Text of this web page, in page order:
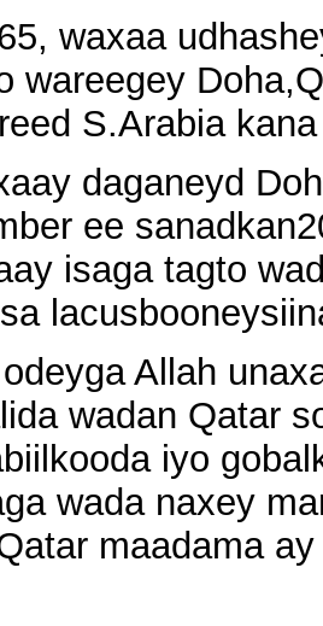
waxaa
wareegey
S.Arabia
daganeyd
ee
isaga tagto
Allah
wadan Qatar
iyo
wada naxey
maadama